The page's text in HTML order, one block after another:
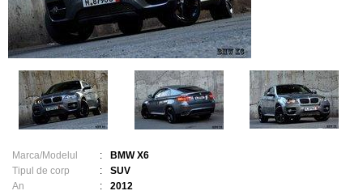
Marca/Modelul :
BMW X6
Tipul de corp
:
SUV
An
:
2012